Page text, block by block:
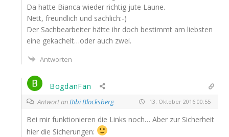
Da hat­te Bian­ca wie­der rich­tig jute Laune.
Nett, freund­lich und sachlich:-)
Der Sach­be­ar­bei­ter hät­te ihr doch bestimmt am liebs­ten
eine gekachelt…oder auch zwei.
Antworten
BogdanFan
Antwort anBibi Blocksberg 13. Oktober 2016 00:55
Bei mir funk­tio­nie­ren die Links noch… Aber zur Sicher­heit
hier die Sicherungen: